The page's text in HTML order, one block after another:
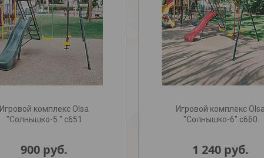
Игровой комплекс Olsa
"Солнышко-5 " с651
900 руб.
Игровой комплекс
"Солнышко-6" с660
1 240 руб.